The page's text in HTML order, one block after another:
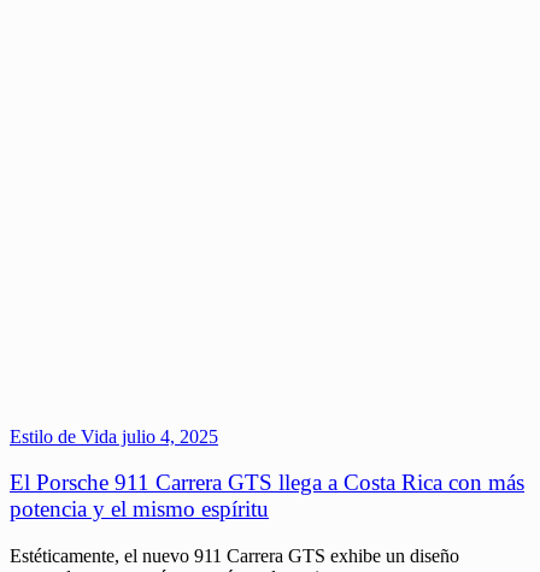
Estilo de Vida julio 4, 2025
El Porsche 911 Carrera GTS llega a Costa Rica con más
potencia y el mismo espíritu
Estéticamente, el nuevo 911 Carrera GTS exhibe un diseño